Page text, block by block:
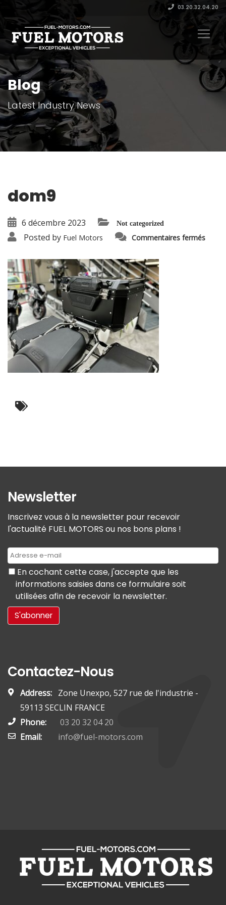
03.20.32.04.20
Blog
Latest Industry News
dom9
6 décembre 2023 Not categorized
Posted by Fuel Motors Commentaires ferméssur
dom9
Newsletter
Inscrivez vous à la newsletter pour recevoir
l'actualité FUEL MOTORS ou nos bons plans !
En cochant cette case, j'accepte que les
informations saisies dans ce formulaire soit
utilisées afin de recevoir la newsletter.
Contactez-Nous
Address: Zone Unexpo, 527 rue de l'industrie -
59113 SECLIN FRANCE
Phone:
03 20 32 04 20
Email:
info@fuel-motors.com